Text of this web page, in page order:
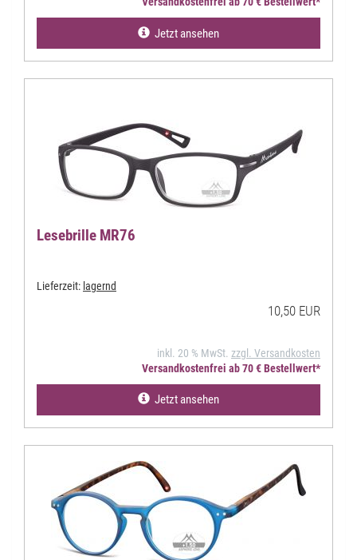
Jetzt ansehen
Lesebrille MR76
Lieferzeit: lagernd
10,50 EUR
inkl. 20 % MwSt. zzgl. Versandkosten
Versandkostenfrei ab 70 € Bestellwert*
Jetzt ansehen